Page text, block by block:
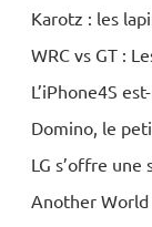
Karotz : les
WRC vs GT :
L’iPhone4S
Domino, le
LG s’offre une
Another